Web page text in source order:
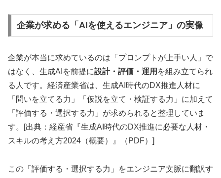
企業が求める「AIを使えるエンジニア」の実像
企業が本当に求めているのは「プロンプトが上手い人」で
はなく、生成AIを前提に設計・評価・運用 を組み立てられ
る人です。経済産業省は、生成AI時代のDX推進人材に
「問いを立てる力」「仮説を立て・検証する力」に加えて
「評価する・選択する力」が求められると整理していま
す。[出典：経産省『生成AI時代のDX推進に必要な人材・
スキルの考え方2024（概要）』（PDF）]
この「評価する・選択する力」をエンジニア文脈に翻訳す